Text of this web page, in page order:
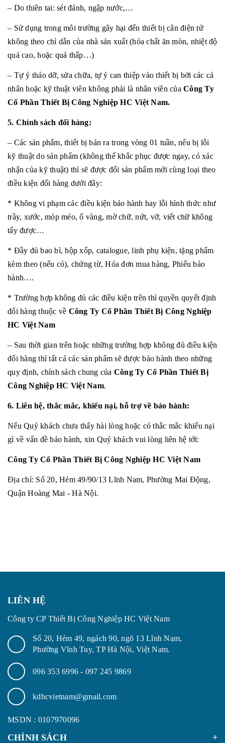
– Do thiên tai: sét đánh, ngập nước,…
– Sử dụng trong môi trường gây hại đến thiết bị cân điện tử
không theo chỉ dẫn của nhà sản xuất (hóa chất ăn mòn, nhiệt độ
quá cao, hoặc quá thấp…)
– Tự ý tháo dỡ, sửa chữa, tự ý can thiệp vào thiết bị bởi các cá
nhân hoặc kỹ thuật viên không phải là nhân viên của Công Ty
Cổ Phần Thiết Bị Công Nghiệp HC Việt Nam.
5. Chính sách đổi hàng:
– Các sản phẩm, thiết bị bán ra trong vòng 01 tuần, nếu bị lỗi
kỹ thuật do sản phẩm (không thể khắc phục được ngay, có xác
nhận của kỹ thuật) thì sẽ được đổi sản phẩm mới cùng loại theo
điều kiện đổi hàng dưới đây:
* Không vi phạm các điều kiện bảo hành hay lỗi hình thức như
trầy, xước, móp méo, ố vàng, mờ chữ, nứt, vỡ, viết chữ không
tẩy được…
* Đầy đủ bao bì, hộp xốp, catalogue, linh phụ kiện, tặng phẩm
kèm theo (nếu có), chứng từ, Hóa đơn mua hàng, Phiếu bảo
hành….
* Trường hợp không đủ các điều kiện trên thì quyền quyết định
đổi hàng thuộc về Công Ty Cổ Phần Thiết Bị Công Nghiệp
HC Việt Nam
– Sau thời gian trên hoặc những trường hợp không đủ điều kiện
đổi hàng thì tất cả các sản phẩm sẽ được bảo hành theo những
quy định, chính sách chung của Công Ty Cổ Phần Thiết Bị
Công Nghiệp HC Việt Nam.
6. Liên hệ, thắc mắc, khiếu nại, hỗ trợ về bảo hành:
Nếu Quý khách chưa thấy hài lòng hoặc có thắc mắc khiếu nại
gì về vấn đề bảo hành, xin Quý khách vui lòng liên hệ tới:
Công Ty Cổ Phần Thiết Bị Công Nghiệp HC Việt Nam
Địa chỉ: Số 20, Hẻm 49/90/13 Lĩnh Nam, Phường Mai Động,
Quận Hoàng Mai - Hà Nội.
LIÊN HỆ
Công ty CP Thiết Bị Công Nghiệp HC Việt Nam
Số 20, Hẻm 49, ngách 90, ngõ 13 Lĩnh Nam,
Phường Vĩnh Tuy, TP Hà Nội, Việt Nam.
096 353 6996- 097 245 9869
kdhcvietnam@gmail.com
MSDN : 0107970096
CHÍNH SÁCH